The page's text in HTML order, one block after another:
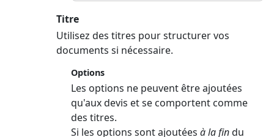
Titre
Utilisez des titres pour structurer vos
documents si nécessaire.
Options
Les options ne peuvent être ajoutées
qu'aux devis et se comportent comme
des titres.
Si les options sont ajoutées à la findu